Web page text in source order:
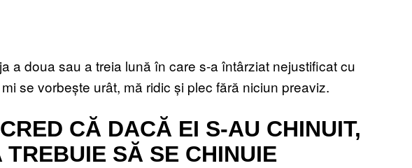
a doua sau a treia lună în care s-a întârziat nejustificat cu
se vorbește urât, mă ridic și plec fără niciun preaviz.
CĂ DACĂ EI S-AU CHINUIT,
SĂ SE CHINUIE